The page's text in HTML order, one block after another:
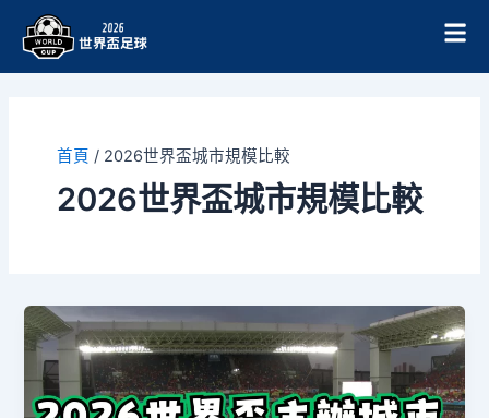
首頁 / 2026世界盃城市規模比較
2026世界盃城市規模比較